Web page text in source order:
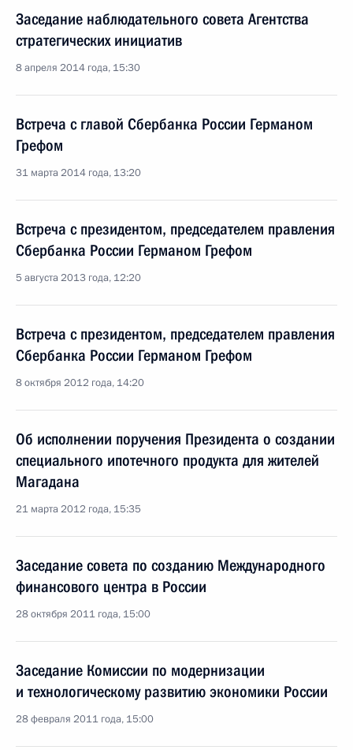
Заседание наблюдательного совета Агентства
стратегических инициатив
8 апреля 2014 года, 15:30
Встреча с главой Сбербанка России Германом
Грефом
31 марта 2014 года, 13:20
Встреча с президентом, председателем правления
Сбербанка России Германом Грефом
5 августа 2013 года, 12:20
Встреча с президентом, председателем правления
Сбербанка России Германом Грефом
8 октября 2012 года, 14:20
Об исполнении поручения Президента о создании
специального ипотечного продукта для жителей
Магадана
21 марта 2012 года, 15:35
Заседание совета по созданию Международного
финансового центра в России
28 октября 2011 года, 15:00
Заседание Комиссии по модернизации
и технологическому развитию экономики России
28 февраля 2011 года, 15:00